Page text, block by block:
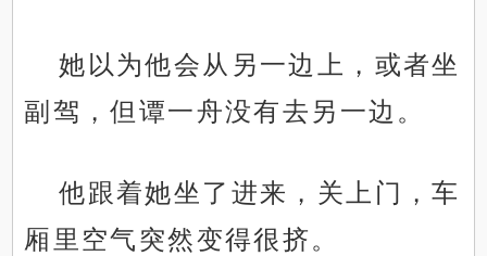
她以为他会从另一边上，或者坐
副驾，但谭一舟没有去另一边。
他跟着她坐了进来，关上门，车
厢里空气突然变得很挤。